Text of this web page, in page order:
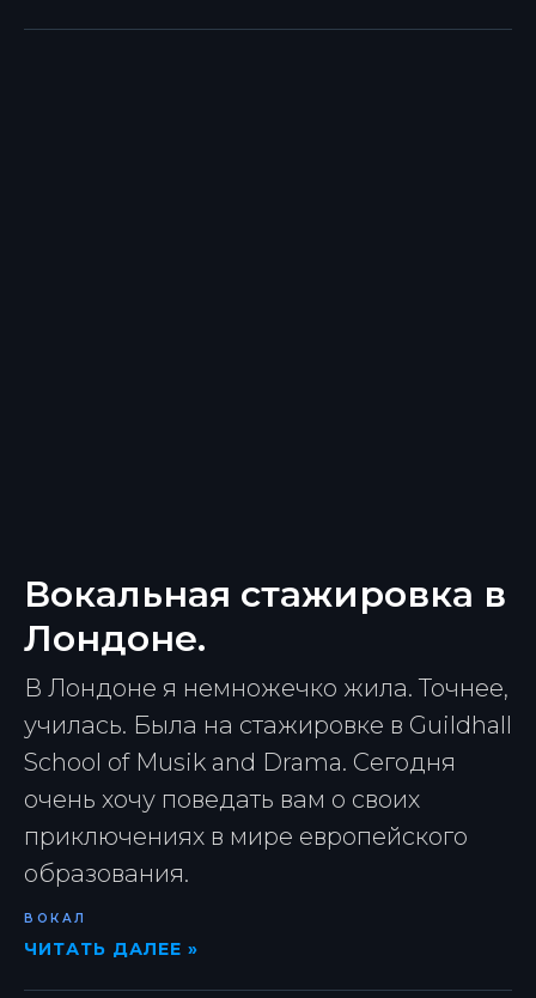
Вокальная стажировка в
Лондоне.
В Лондоне я немножечко жила. Точнее,
училась. Была на стажировке в Guildhall
School of Musik and Drama. Сегодня
очень хочу поведать вам о своих
приключениях в мире европейского
образования.
ВОКАЛ
ЧИТАТЬ ДАЛЕЕ »